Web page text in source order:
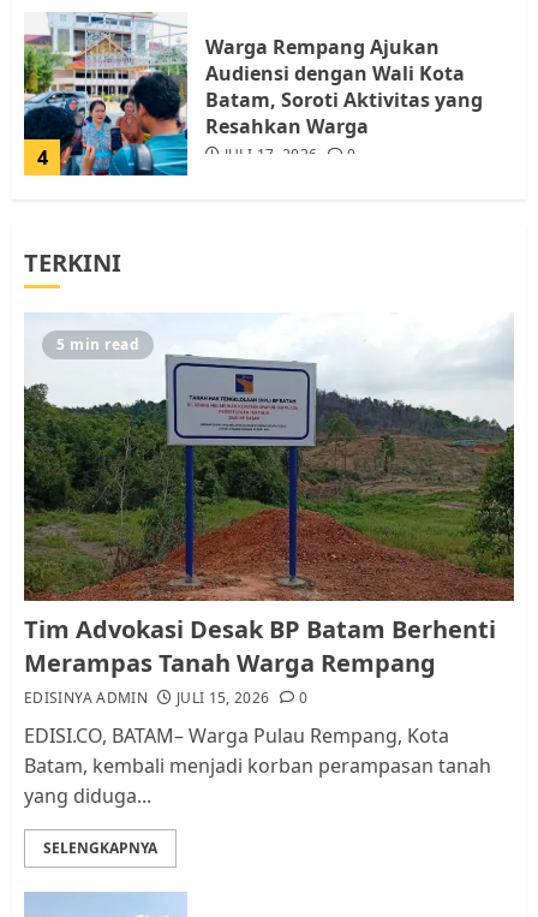
4
Warga Rempang Ajukan
Audiensi dengan Wali Kota
Batam, Soroti Aktivitas yang
Resahkan Warga
JULI 17, 2026 0
5
1
Pemko Batam Tegaskan RT dan
RW bukan Petugas Pendataan
dan Pemungutan Pajak
AGUSTUS 1, 2026 0
Kader Pajak jadi Penghubung
Pemerintah dan Masyarakat di
Lingkungan RT/RW
AGUSTUS 1, 2026
TERKINI
5 min read
Tim Advokasi Desak BP Batam Berhenti
Merampas Tanah Warga Rempang
EDISINYA ADMIN JULI 15, 2026 0
EDISI.CO, BATAM– Warga Pulau Rempang, Kota
Batam, kembali menjadi korban perampasan tanah
yang diduga...
SELENGKAPNYA